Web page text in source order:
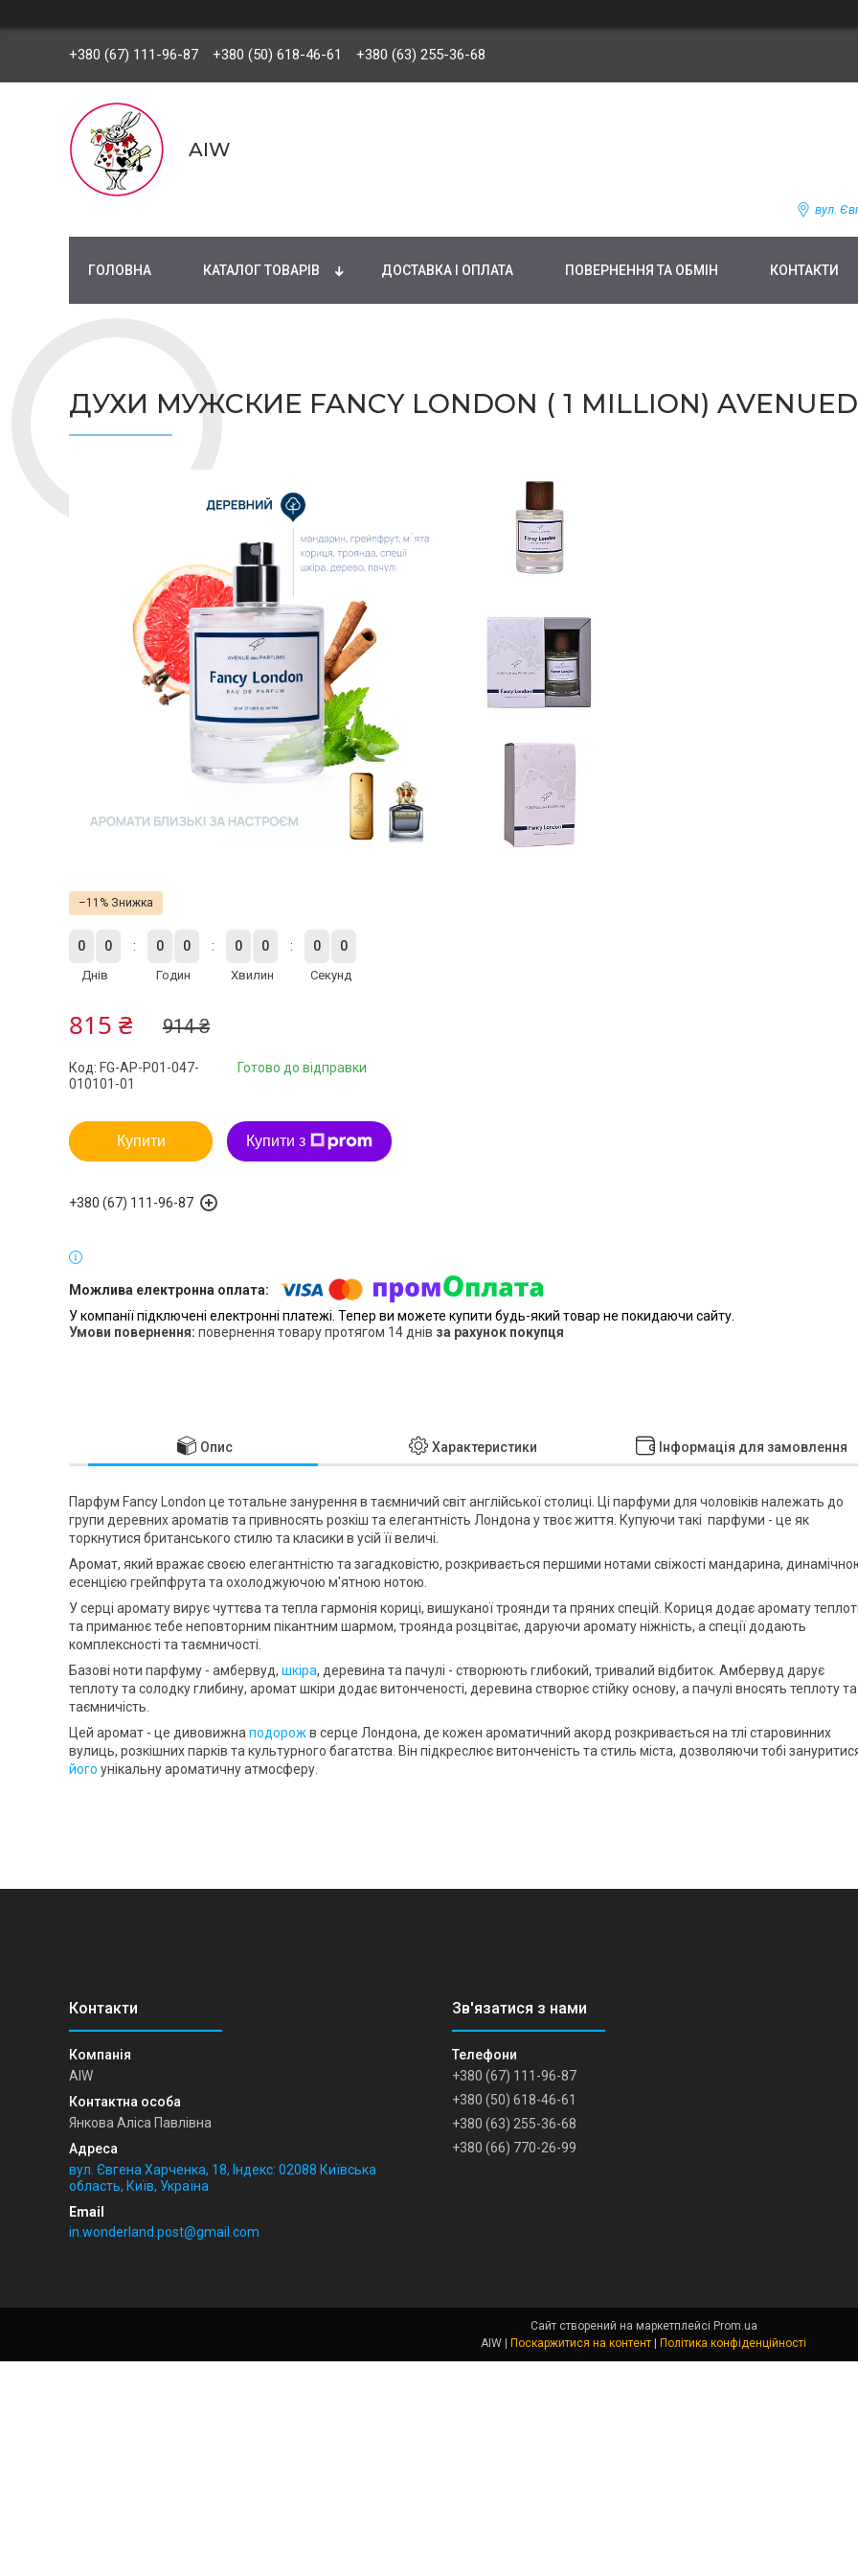
+380 (67) 111-96-87 +380 (50) 618-46-61 +380 (63) 255-36-68
AIW
вул.
ГОЛОВНА КАТАЛОГ ТОВАРІВ ДОСТАВКА І ОПЛАТА ПОВЕРНЕННЯ ТА ОБМІН КОНТАКТИ
ДУХИ МУЖСКИЕ FANCY LONDON ( 1 MILLION)
–11%
0 0
Днів
0 0
Годин
0 0
Хвилин
0 0
Секунд
914 ₴
815 ₴
Готово до відправки
Код: FG-AP-P01-047-
010101-01
Купити Купити з
+380 (67) 111-96-87
У компанії підключені електронні платежі. Тепер ви можете купити будь-який товар не покидаючи сайту.
повернення товару протягом 14 днів за рахунок покупця
Опис Характеристики Інформація для замовлення
Парфум Fancy London це тотальне занурення в таємничий світ англійської столиці. Ці парфуми для чоловіків належать до
групи деревних ароматів та привносять розкіш та елегантність Лондона у твоє життя. Купуючи такі парфуми - це як
торкнутися британського стилю та класики в усій її величі.
Аромат, який вражає своєю елегантністю та загадковістю, розкривається першими нотами свіжості мандарина,
есенцією грейпфрута та охолоджуючою м'ятною нотою.
У серці аромату вирує чуттєва та тепла гармонія кориці, вишуканої троянди та пряних спецій. Кориця додає аромату
та приманює тебе неповторним пікантним шармом, троянда розцвітає, даруючи аромату ніжність, а спеції додають
комплексності та таємничості.
Базові ноти парфуму - амбервуд, шкіра, деревина та пачулі - створюють глибокий, тривалий відбиток. Амбервуд дарує
теплоту та солодку глибину, аромат шкіри додає витонченості, деревина створює стійку основу, а пачулі вносять теплоту та
таємничість.
Цей аромат - це дивовижна подорож в серце Лондона, де кожен ароматичний акорд розкривається на тлі старовинних
вулиць, розкішних парків та культурного багатства. Він підкреслює витонченість та стиль міста, дозволяючи тобі
його унікальну ароматичну атмосферу.
AIW
Янкова Аліса Павлівна
вул. Євгена Харченка, 18, Індекс: 02088 Київська
область, Київ, Україна
in.wonderland.post@gmail.com
+380 (67) 111-96-87
+380 (50) 618-46-61
+380 (63) 255-36-68
+380 (66) 770-26-99
Сайт створений на маркетплейсі Prom.ua
AIW | Поскаржитися на контент | Політика конфіденційності